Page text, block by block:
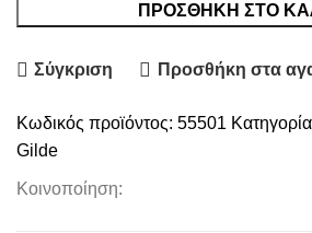
ΠΡΟΣΘΉΚΗ ΣΤΟ
Σύγκριση Προσθήκη στα
Κωδικός προϊόντος: 55501
Gilde
Κοινοποίηση: